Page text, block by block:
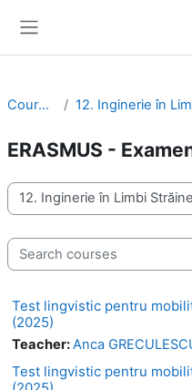
Courses
ERASMUS -
Course categories
Search courses
Test lingvistic pentru
(2025)
Teacher:Anca
Test lingvistic pentru